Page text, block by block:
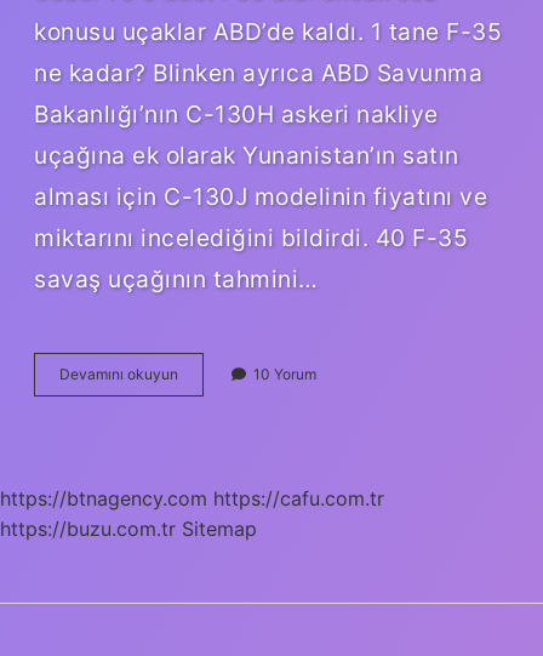
konusu uçaklar ABD’de kaldı. 1 tane F-35
ne kadar? Blinken ayrıca ABD Savunma
Bakanlığı’nın C-130H askeri nakliye
uçağına ek olarak Yunanistan’ın satın
alması için C-130J modelinin fiyatını ve
miktarını incelediğini bildirdi. 40 F-35
savaş uçağının tahmini…
Devamını okuyun Amerikada
Kaç
10 Yorum
https://btnagency.com https://cafu.com.tr
https://buzu.com.tr Sitemap